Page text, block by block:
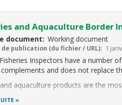
and Aquaculture Border
document Working document
publication (du fichier / URL) 1
Inspectors have a number
and does not replace
aquaculture products are the